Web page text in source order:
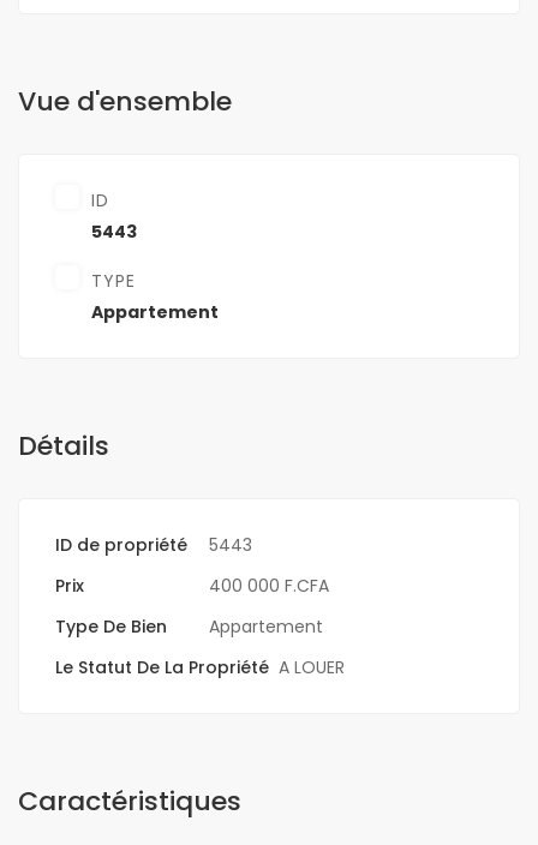
Vue d'ensemble
ID
5443
TYPE
Appartement
Détails
ID de propriété
5443
Prix
400 000 F.CFA
Type De Bien
Appartement
Le Statut De La Propriété A LOUER
Caractéristiques